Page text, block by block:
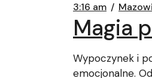
3:16 am
Magia
Wypoczynek i
emocjonalne.